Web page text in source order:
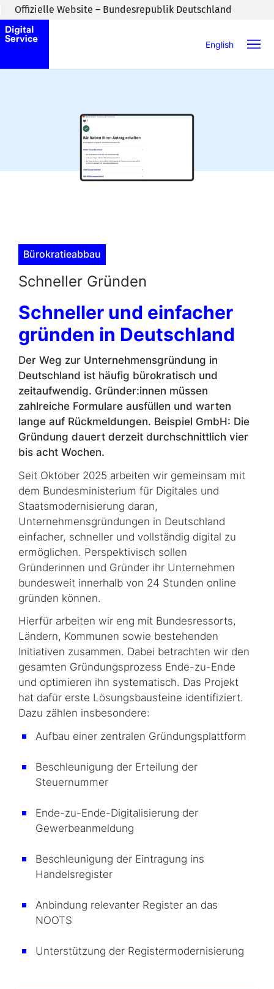
Zum Inhaltsbereich wechseln
Offizielle Website – Bundesrepublik Deutschland
English
Bürokratieabbau
Schneller Gründen
Schneller und einfacher
gründen in Deutschland
Der Weg zur Unternehmensgründung in
Deutschland ist häufig bürokratisch und
zeitaufwendig. Gründer:innen müssen
zahlreiche Formulare ausfüllen und warten
lange auf Rückmeldungen. Beispiel GmbH: Die
Gründung dauert derzeit durchschnittlich vier
bis acht Wochen.
Seit Oktober 2025 arbeiten wir gemeinsam mit
dem Bundesministerium für Digitales und
Staatsmodernisierung daran,
Unternehmensgründungen in Deutschland
einfacher, schneller und vollständig digital zu
ermöglichen. Perspektivisch sollen
Gründerinnen und Gründer ihr Unternehmen
bundesweit innerhalb von 24 Stunden online
gründen können.
Hierfür arbeiten wir eng mit Bundesressorts,
Ländern, Kommunen sowie bestehenden
Initiativen zusammen. Dabei betrachten wir den
gesamten Gründungsprozess Ende-zu-Ende
und optimieren ihn systematisch. Das Projekt
hat dafür erste Lösungsbausteine identifiziert.
Dazu zählen insbesondere:
Aufbau einer zentralen Gründungsplattform
Beschleunigung der Erteilung der
Steuernummer
Ende-zu-Ende-Digitalisierung der
Gewerbeanmeldung
Beschleunigung der Eintragung ins
Handelsregister
Anbindung relevanter Register an das
NOOTS
Unterstützung der Registermodernisierung